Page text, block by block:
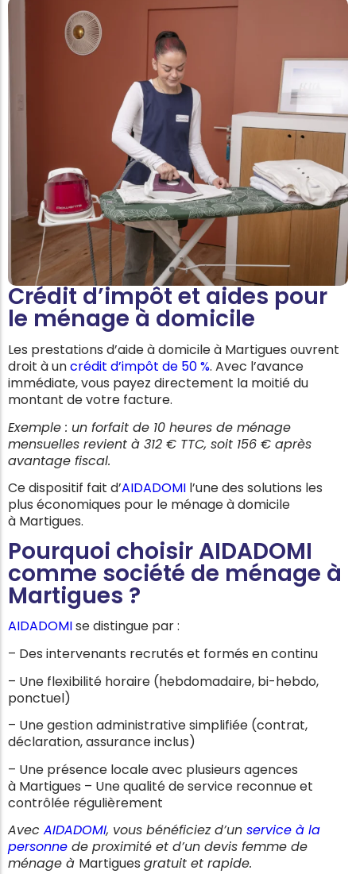
Crédit d’impôt et aides pour
le ménage à domicile
Les prestations d’aide à domicile à Martigues ouvrent
droit à uncrédit d’impôt de 50 %. Avec l’avance
immédiate, vous payez directement la moitié du
montant de votre facture.
Exemple : un forfait de 10 heures de ménage
mensuelles revient à 312 € TTC, soit 156 € après
avantage fiscal.
Ce dispositif fait d’AIDADOMI l’une des solutions les
plus économiques pour le ménage à domicile
à Martigues.
Pourquoi choisir AIDADOMI
comme société de ménage à
Martigues ?
AIDADOMIse distingue par :
– Des intervenants recrutés et formés en continu
– Une flexibilité horaire (hebdomadaire, bi-hebdo,
ponctuel)
– Une gestion administrative simplifiée (contrat,
déclaration, assurance inclus)
– Une présence locale avec plusieurs agences
à Martigues – Une qualité de service reconnue et
contrôlée régulièrement
Avec AIDADOMI, vous bénéficiez d’un service à la
personne de proximité et d’un devis femme de
ménage à Martigues gratuit et rapide.